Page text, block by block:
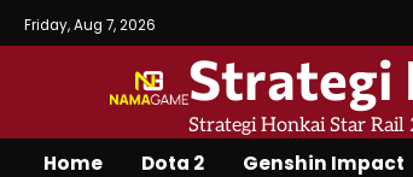
Skip
to
Friday, Aug 7, 2026
Strategi
Strategi Honkai Star Rail
Home Dota 2 Genshin Impact